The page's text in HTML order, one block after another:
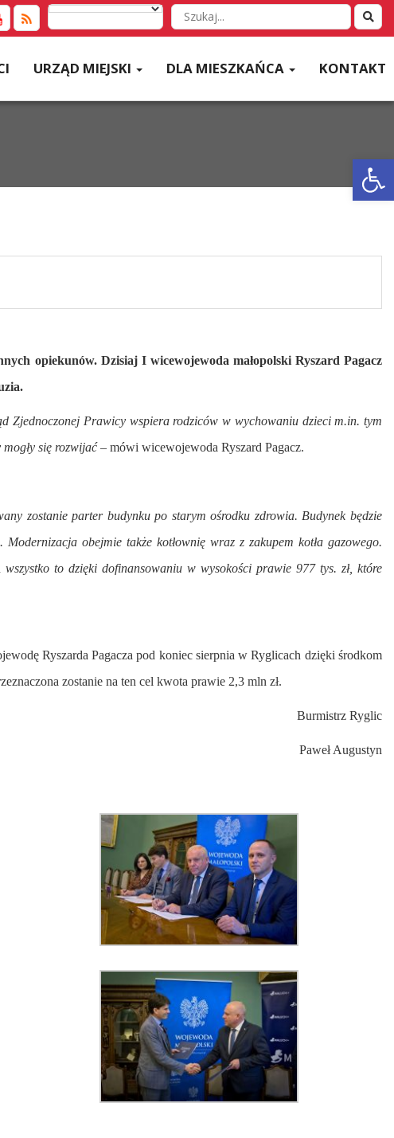
Wyszukaj
w
URZĄD MIEJSKI DLA MIESZKAŃCA KONTAKT
opiekunów. Dzisiaj I wicewojewoda małopolski Ryszard Pagacz
Zjednoczonej Prawicy wspiera rodziców w wychowaniu dzieci m.in. tym
się rozwijać– mówi wicewojewoda Ryszard Pagacz.
zostanie parter budynku po starym ośrodku zdrowia. Budynek będzie
obejmie także kotłownię wraz z zakupem kotła gazowego.
to dzięki dofinansowaniu w wysokości prawie 977 tys. zł, które
Ryszarda Pagacza pod koniec sierpnia w Ryglicach dzięki środkom
zostanie na ten cel kwota prawie 2,3 mln zł.
Burmistrz Ryglic
Paweł Augustyn